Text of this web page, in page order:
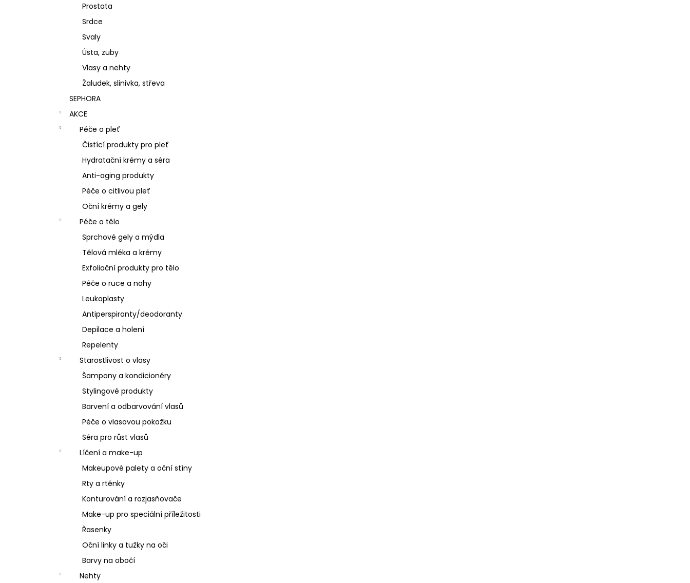
Prostata
Srdce
Svaly
Ústa, zuby
Vlasy a nehty
Žaludek, slinivka, střeva
SEPHORA
AKCE
Péče o pleť
Čistící produkty pro pleť
Hydratační krémy a séra
Anti-aging produkty
Péče o citlivou pleť
Oční krémy a gely
Péče o tělo
Sprchové gely a mýdla
Tělová mléka a krémy
Exfoliační produkty pro tělo
Péče o ruce a nohy
Leukoplasty
Antiperspiranty/deodoranty
Depilace a holení
Repelenty
Starostlivost o vlasy
Šampony a kondicionéry
Stylingové produkty
Barvení a odbarvování vlasů
Péče o vlasovou pokožku
Séra pro růst vlasů
Líčení a make-up
Makeupové palety a oční stíny
Rty a rtěnky
Konturování a rozjasňovače
Make-up pro speciální příležitosti
Řasenky
Oční linky a tužky na oči
Barvy na obočí
Nehty